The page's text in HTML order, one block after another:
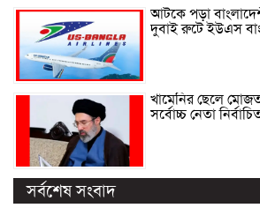
আটকে পড়া
দুবাই রুটে ইউএস
খামেনির ছেলে
সর্বোচ্চ নেতা
সর্বশেষ সংবাদ